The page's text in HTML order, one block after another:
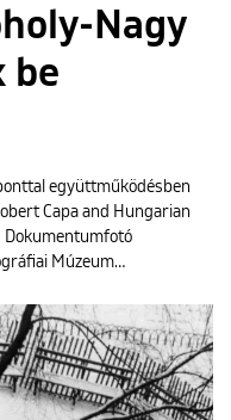
Nagy
be
együttműködésben
Capa and Hungarian
Dokumentumfotó
Múzeum…